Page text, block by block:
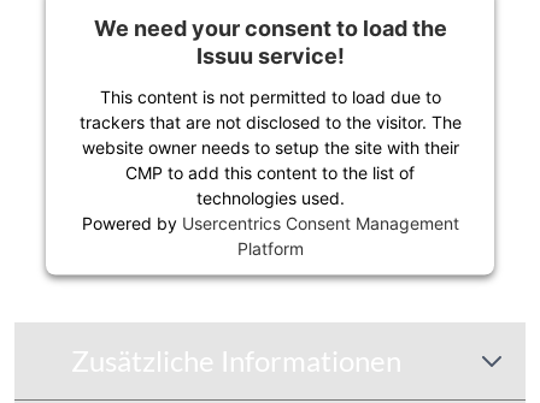
We need your consent to load the
Issuu service!
This content is not permitted to load due to
trackers that are not disclosed to the visitor. The
website owner needs to setup the site with their
CMP to add this content to the list of
technologies used.
Powered by Usercentrics Consent Management
Platform
Zusätzliche Informationen